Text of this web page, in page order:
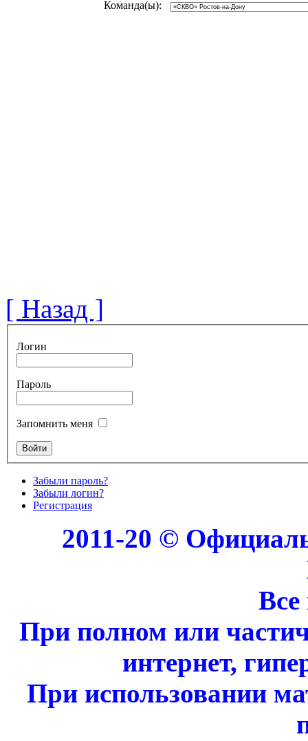
Команда(ы):
[ Назад ]
Логин
Пароль
Запомнить меня
Забыли пароль?
Забыли логин?
Регистрация
2011-20 ©
При полном или
интернет,
При использовании